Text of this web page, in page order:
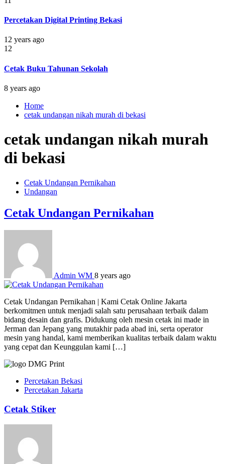
Percetakan Digital Printing Bekasi
12 years ago
12
Cetak Buku Tahunan Sekolah
8 years ago
Home
cetak undangan nikah murah di bekasi
cetak undangan nikah murah
di bekasi
Cetak Undangan Pernikahan
Undangan
Cetak Undangan Pernikahan
Admin WM 8 years ago
Cetak Undangan Pernikahan | Kami Cetak Online Jakarta
berkomitmen untuk menjadi salah satu perusahaan terbaik dalam
bidang desain dan grafis. Didukung oleh mesin cetak ini made in
Jerman dan Jepang yang mutakhir pada abad ini, serta operator
mesin yang handal, kami memberikan kualitas terbaik dalam waktu
yang cepat dan Keunggulan kami […]
Percetakan Bekasi
Percetakan Jakarta
Cetak Stiker